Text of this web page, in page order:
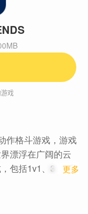
戏
作格斗游戏，游戏
漂浮在广阔的云
包括1v1、3vs3和
敌人即可取得胜
1 更多